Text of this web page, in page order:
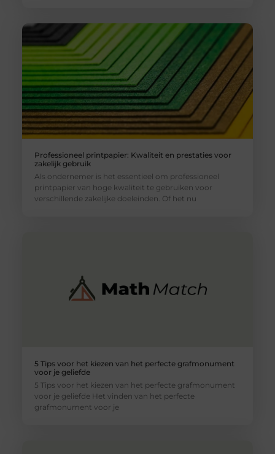
Professioneel printpapier: Kwaliteit en prestaties voor
zakelijk gebruik
Als ondernemer is het essentieel om professioneel
printpapier van hoge kwaliteit te gebruiken voor
verschillende zakelijke doeleinden. Of het nu
5 Tips voor het kiezen van het perfecte grafmonument
voor je geliefde
5 Tips voor het kiezen van het perfecte grafmonument
voor je geliefde Het vinden van het perfecte
grafmonument voor je